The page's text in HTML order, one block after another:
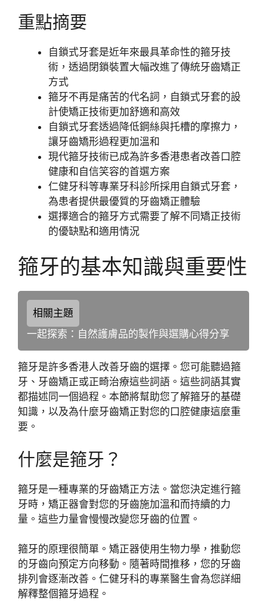
重點摘要
自鎖式牙套是近年來最具革命性的箍牙技
術，透過閉鎖裝置大幅改進了傳統牙齒矯正
方式
箍牙不再是痛苦的代名詞，自鎖式牙套的設
計使矯正技術更加舒適和高效
自鎖式牙套透過降低鋼絲與托槽的摩擦力，
讓牙齒矯形過程更加溫和
現代箍牙技術已成為許多香港患者改善口腔
健康和自信笑容的首選方案
仁健牙科等專業牙科診所採用自鎖式牙套，
為患者提供最優質的牙齒矯正體驗
選擇適合的箍牙方式需要了解不同矯正技術
的優缺點和適用情況
箍牙的基本知識與重要性
相關主題
一起探索：自然護膚品的製作與選購心得分享
箍牙是許多香港人改善牙齒的選擇。您可能聽過箍
牙、牙齒矯正或正畸治療這些詞語。這些詞語其實
都描述同一個過程。本節將幫助您了解箍牙的基礎
知識，以及為什麼牙齒矯正對您的口腔健康這麼重
要。
什麼是箍牙？
箍牙是一種專業的牙齒矯正方法。當您決定進行箍
牙時，矯正器會對您的牙齒施加溫和而持續的力
量。這些力量會慢慢改變您牙齒的位置。
箍牙的原理很簡單。矯正器使用生物力學，推動您
的牙齒向預定方向移動。隨著時間推移，您的牙齒
排列會逐漸改善。仁健牙科的專業醫生會為您詳細
解釋整個箍牙過程。